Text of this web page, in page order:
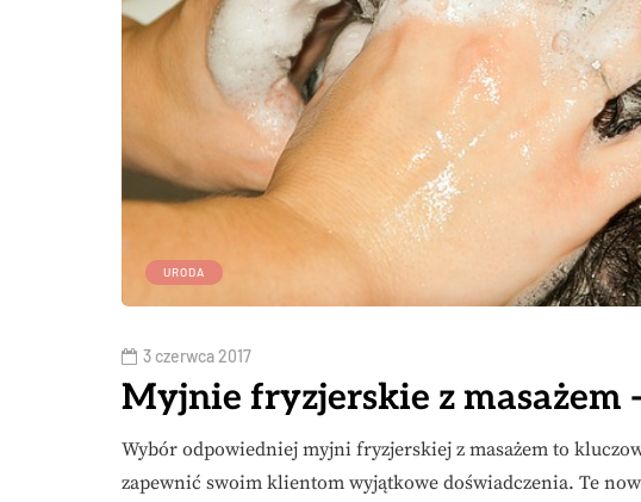
URODA
3 czerwca 2017
Myjnie fryzjerskie z masażem
Wybór odpowiedniej myjni fryzjerskiej z masażem to
zapewnić swoim klientom wyjątkowe doświadczenia. Te